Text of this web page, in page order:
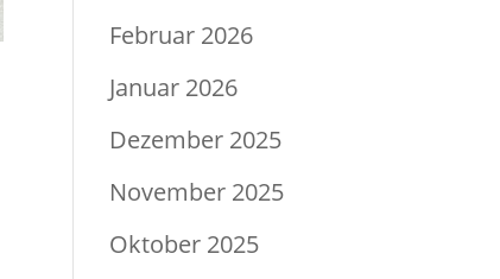
Februar 2026
Januar 2026
Dezember 2025
November 2025
Oktober 2025